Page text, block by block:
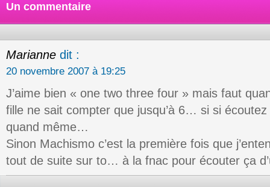
Un commentaire
Marianne dit :
20 novembre 2007 à 19:25
J’aime bien « one two three four » mais faut
fille ne sait compter que jusqu’à 6… si si
quand même…
Sinon Machismo c’est la première fois que
tout de suite sur to… à la fnac pour écouter ça